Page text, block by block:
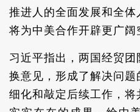
推进人的全面发展和全
将为中美合作开辟更广阔
习近平指出，两国经贸
换意见，形成了解决问
细化和敲定后续工作，